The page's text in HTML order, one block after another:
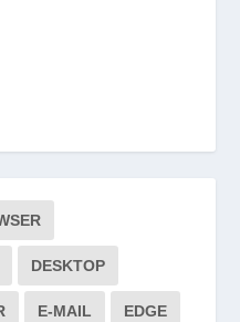
DESKTOP
E-MAIL EDGE